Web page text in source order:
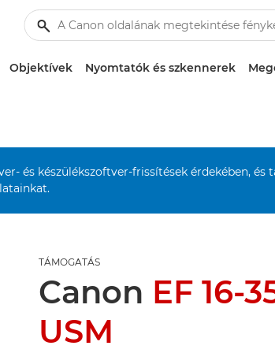
Objektívek Nyomtatók és szkennerek
és készülékszoftver-frissítések érdekében, és
TÁMOGATÁS
Canon EF 16-
USM